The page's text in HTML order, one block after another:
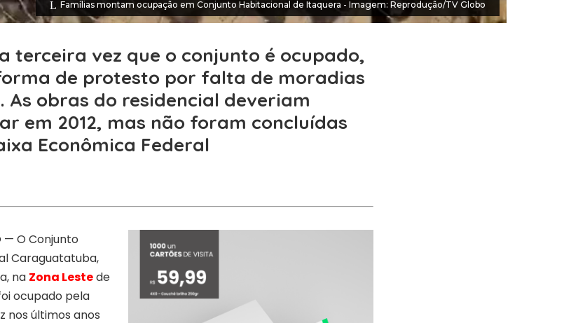
Famílias montam ocupação em Conjunto Habitacional de Itaquera - Imagem: Reprodução/TV Globo
terceira vez que o conjunto é ocupado,
de protesto por falta de moradias
As obras do residencial deveriam
em 2012, mas não foram concluídas
Econômica Federal
— O Conjunto
Caraguatatuba,
na Zona Lestede
ocupado pela
nos últimos anos